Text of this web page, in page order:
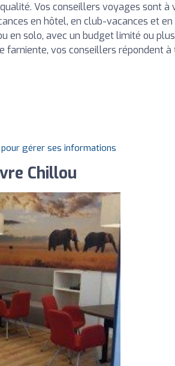
Vos conseillers voyages sont à
en hôtel, en club-vacances et en
en solo, avec un budget limité ou
farniente, vos conseillers répondent à
gérer ses informations
Chillou